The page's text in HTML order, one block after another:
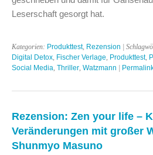
Leserschaft gesorgt hat.
Kategorien: Produkttest, Rezension |
Digital Detox Fischer Verlage Produkttest,
Social Media Thriller Watzmann |
Rezension: Zen your life –
Veränderungen mit großer
Shunmyo Masuno